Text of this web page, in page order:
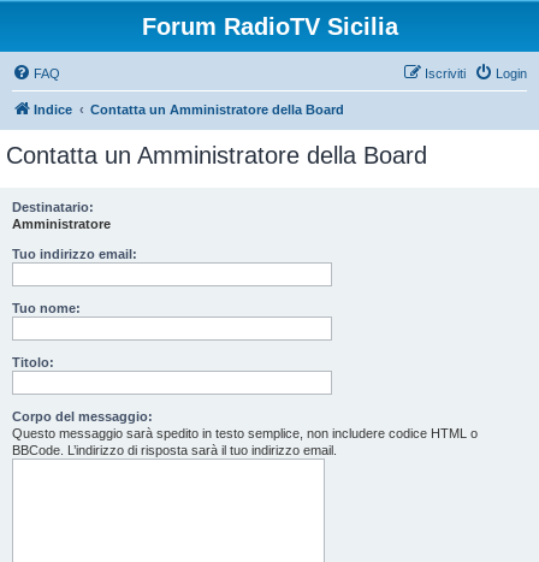
Forum RadioTV Sicilia
FAQ Login
Iscriviti
Indice Contatta un Amministratore della Board
Contatta un Amministratore della Board
Destinatario:
Amministratore
Tuo indirizzo email:
Tuo nome:
Titolo:
Corpo del messaggio:
Questo messaggio sarà spedito in testo semplice, non includere codice HTML o
BBCode. L’indirizzo di risposta sarà il tuo indirizzo email.